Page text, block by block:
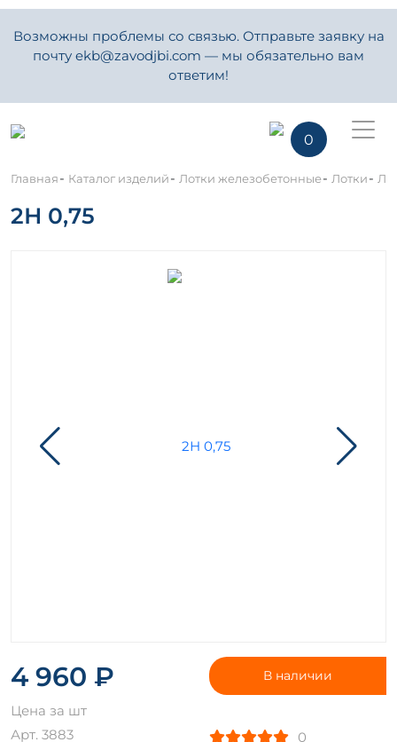
Возможны проблемы со связью. Отправьте заявку на
почту ekb@zavodjbi.com — мы обязательно вам
ответим!
0
Главная- Каталог изделий- Лотки железобетонные- Лотки-
2Н 0,75
4 960 ₽
Цена за шт
Арт. 3883
В наличии
0